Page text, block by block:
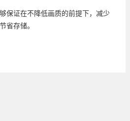
保证在不降低画质的前提下，减少
省存储。